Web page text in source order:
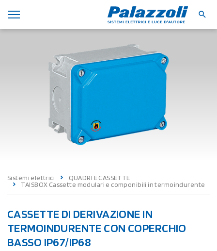
Sistemi elettrici
QUADRI E CASSETTE
TAISBOX Cassette modulari e componibili in termoindurente
CASSETTE DI DERIVAZIONE IN
TERMOINDURENTE CON COPERCHIO
BASSO IP67/IP68